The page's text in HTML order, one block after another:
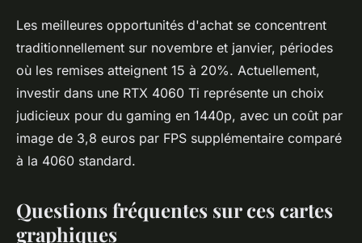
Les meilleures opportunités d'achat se concentrent
traditionnellement sur novembre et janvier, périodes
où les remises atteignent 15 à 20%. Actuellement,
investir dans une RTX 4060 Ti représente un choix
judicieux pour du gaming en 1440p, avec un coût par
image de 3,8 euros par FPS supplémentaire comparé
à la 4060 standard.
Questions fréquentes sur ces cartes
graphiques